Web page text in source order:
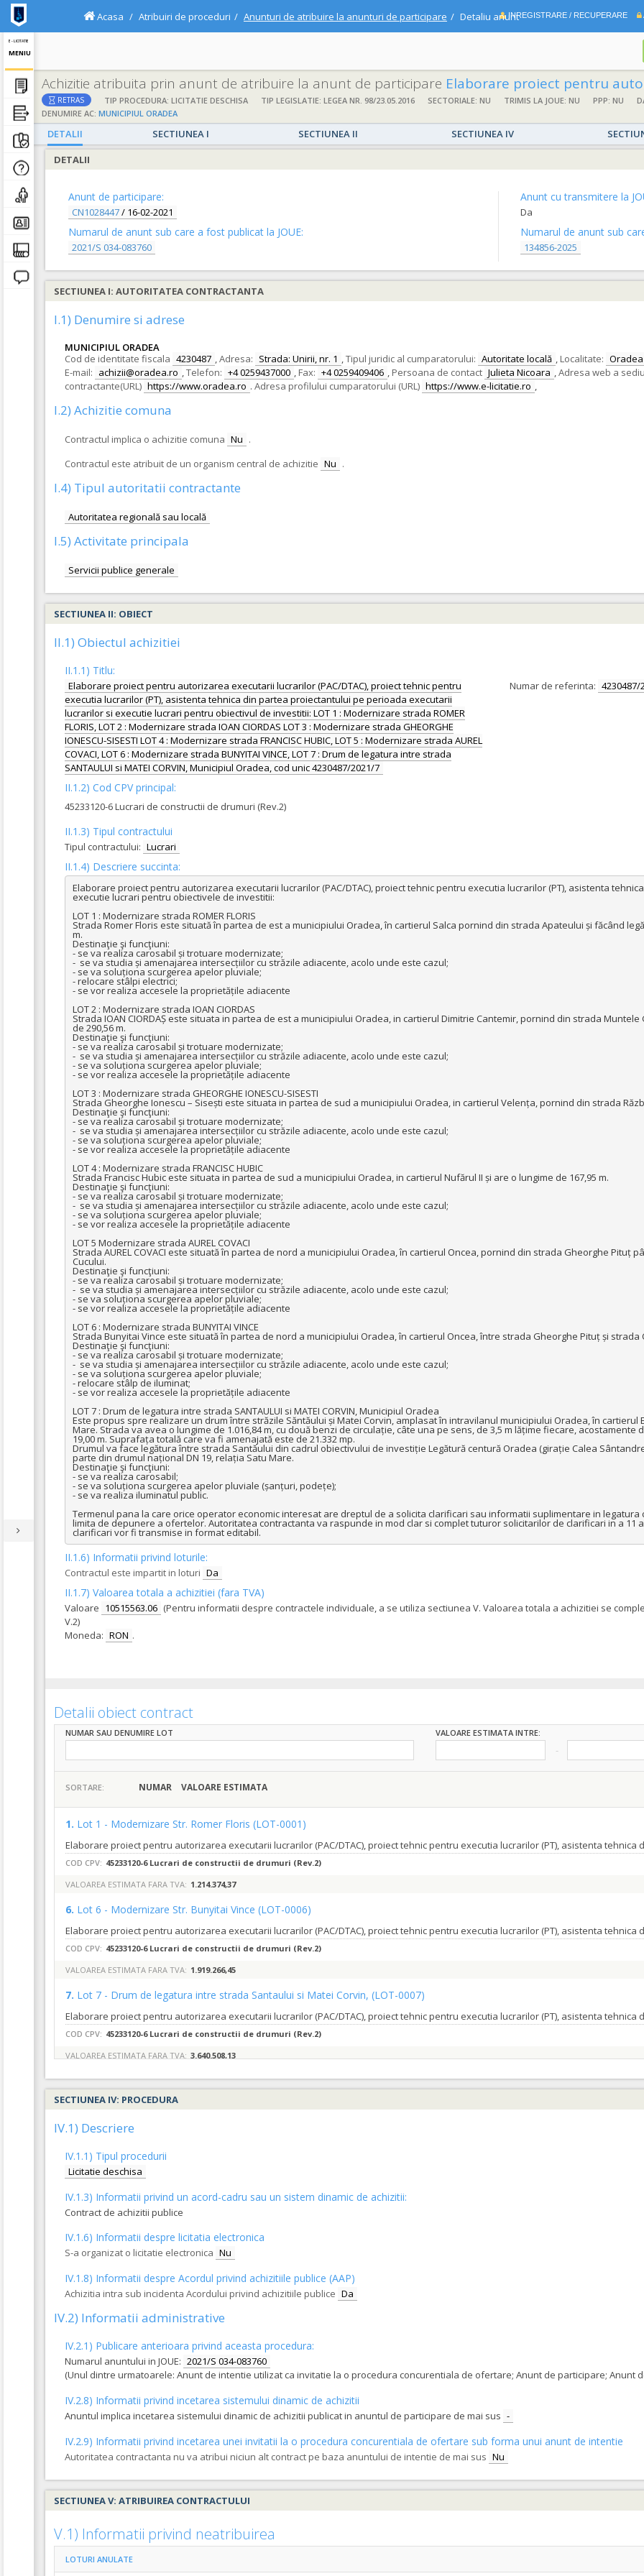
E - LICITATIE
MENIU
INREGISTRARE / RECUPERARE
Acasa Atribuiri de proceduri Anunturi de atribuire la anunturi de participare Detaliu anunt
Achizitie atribuita prin anunt de atribuire la anunt de participare Elaborare proiect pentru autorizarea executarii lucrarilor (PAC/DTAC), proiect tehnic pentru executia lucrarilor (PT), asistenta tehnica din partea proiectantului pe perioada executarii lucrarilor si executie lucrari pentru obiectivul de investitii: LOT 1 :
RETRAS TIP PROCEDURA: LICITATIE DESCHISA TIP LEGISLATIE: LEGEA NR. 98/23.05.2016 SECTORIALE: NU TRIMIS LA JOUE: NU PPP: NU
DENUMIRE AC: MUNICIPIUL ORADEA
DETALII SECTIUNEA I SECTIUNEA II SECTIUNEA IV
DETALII
Anunt de participare:
CN1028447/ 16-02-2021
Numarul de anunt sub care a fost publicat la JOUE:
2021/S 034-083760
Anunt cu transmitere la
Da
Numarul de anunt sub
134856-2025
SECTIUNEA I: AUTORITATEA CONTRACTANTA
I.1) Denumire si adrese
MUNICIPIUL ORADEA
Cod de identitate fiscala 4230487 ,Adresa: Strada: Unirii, nr. 1 ,Tipul juridic al cumparatorului: Autoritate locală , Localitate: Oradea
E-mail: achizii@oradea.ro ,Telefon: +4 0259437000 , Fax: +4 0259409406 , Persoana de contact Julieta Nicoara ,Adresa web a
contractante(URL) https://www.oradea.ro . Adresa profilului cumparatorului (URL) https://www.e-licitatie.ro ,
I.2) Achizitie comuna
Contractul implica o achizitie comuna Nu .
Contractul este atribuit de un organism central de achizitie Nu .
I.4) Tipul autoritatii contractante
Autoritatea regională sau locală
I.5) Activitate principala
Servicii publice generale
SECTIUNEA II: OBIECT
II.1) Obiectul achizitiei
II.1.1) Titlu:
Elaborare proiect pentru autorizarea executarii lucrarilor (PAC/DTAC), proiect tehnic pentru
executia lucrarilor (PT), asistenta tehnica din partea proiectantului pe perioada executarii
lucrarilor si executie lucrari pentru obiectivul de investitii: LOT 1 : Modernizare strada ROMER
FLORIS, LOT 2 : Modernizare strada IOAN CIORDAS LOT 3 : Modernizare strada GHEORGHE
IONESCU-SISESTI LOT 4 : Modernizare strada FRANCISC HUBIC, LOT 5 : Modernizare strada AUREL
COVACI, LOT 6 : Modernizare strada BUNYITAI VINCE, LOT 7 : Drum de legatura intre strada
SANTAULUI si MATEI CORVIN, Municipiul Oradea, cod unic 4230487/2021/7
Numar de referinta: 4230487/
II.1.2) Cod CPV principal:
45233120-6 Lucrari de constructii de drumuri (Rev.2)
II.1.3) Tipul contractului
Tipul contractului: Lucrari
II.1.4) Descriere succinta:
Elaborare proiect pentru autorizarea executarii lucrarilor (PAC/DTAC), proiect tehnic pentru executia lucrarilor (PT), asistenta
executie lucrari pentru obiectivele de investitii:
LOT 1 : Modernizare strada ROMER FLORIS
Strada Romer Floris este situată în partea de est a municipiului Oradea, în cartierul Salca pornind din strada Apateului și făcând
m.
Destinaţie şi funcţiuni:
- se va realiza carosabil și trotuare modernizate;
-  se va studia și amenajarea intersecțiilor cu străzile adiacente, acolo unde este cazul;
- se va soluționa scurgerea apelor pluviale;
- relocare stâlpi electrici;
- se vor realiza accesele la proprietățile adiacente
LOT 2 : Modernizare strada IOAN CIORDAS
Strada IOAN CIORDAȘ este situata in partea de est a municipiului Oradea, in cartierul Dimitrie Cantemir, pornind din strada
de 290,56 m.
Destinaţie şi funcţiuni:
- se va realiza carosabil și trotuare modernizate;
-  se va studia și amenajarea intersecțiilor cu străzile adiacente, acolo unde este cazul;
- se va soluționa scurgerea apelor pluviale;
- se vor realiza accesele la proprietățile adiacente
LOT 3 : Modernizare strada GHEORGHE IONESCU-SISESTI
Strada Gheorghe Ionescu – Sisești este situata in partea de sud a municipiului Oradea, in cartierul Velența, pornind din strada
Destinaţie şi funcţiuni:
- se va realiza carosabil și trotuare modernizate;
-  se va studia și amenajarea intersecțiilor cu străzile adiacente, acolo unde este cazul;
- se va soluționa scurgerea apelor pluviale;
- se vor realiza accesele la proprietățile adiacente
LOT 4 : Modernizare strada FRANCISC HUBIC
Strada Francisc Hubic este situata in partea de sud a municipiului Oradea, in cartierul Nufărul II și are o lungime de 167,95 m.
Destinaţie şi funcţiuni:
- se va realiza carosabil și trotuare modernizate;
-  se va studia și amenajarea intersecțiilor cu străzile adiacente, acolo unde este cazul;
- se va soluționa scurgerea apelor pluviale;
- se vor realiza accesele la proprietățile adiacente
LOT 5 Modernizare strada AUREL COVACI
Strada AUREL COVACI este situată în partea de nord a municipiului Oradea, în cartierul Oncea, pornind din strada Gheorghe Pituț
Cucului.
Destinaţie şi funcţiuni:
- se va realiza carosabil și trotuare modernizate;
-  se va studia și amenajarea intersecțiilor cu străzile adiacente, acolo unde este cazul;
- se va soluționa scurgerea apelor pluviale;
- se vor realiza accesele la proprietățile adiacente
LOT 6 : Modernizare strada BUNYITAI VINCE
Strada Bunyitai Vince este situată în partea de nord a municipiului Oradea, în cartierul Oncea, între strada Gheorghe Pituț și strada
Destinaţie şi funcţiuni:
- se va realiza carosabil și trotuare modernizate;
-  se va studia și amenajarea intersecțiilor cu străzile adiacente, acolo unde este cazul;
- se va soluționa scurgerea apelor pluviale;
- relocare stâlp de iluminat;
- se vor realiza accesele la proprietățile adiacente
LOT 7 : Drum de legatura intre strada SANTAULUI si MATEI CORVIN, Municipiul Oradea
Este propus spre realizare un drum între străzile Săntăului și Matei Corvin, amplasat în intravilanul municipiului Oradea, în
Mare. Strada va avea o lungime de 1.016,84 m, cu două benzi de circulație, câte una pe sens, de 3,5 m lățime fiecare,
19,00 m. Suprafața totală care va fi amenajată este de 21.332 mp.
Drumul va face legătura între strada Santăului din cadrul obiectivului de investiție Legătură centură Oradea (girație Calea
parte din drumul național DN 19, relația Satu Mare.
Destinaţie şi funcţiuni:
- se va realiza carosabil;
- se va soluționa scurgerea apelor pluviale (șanțuri, podețe);
- se va realiza iluminatul public.
Termenul pana la care orice operator economic interesat are dreptul de a solicita clarificari sau informatii suplimentare in
limita de depunere a ofertelor. Autoritatea contractanta va raspunde in mod clar si complet tuturor solicitarilor de clarificari in a
clarificari vor fi transmise in format editabil.
II.1.6) Informatii privind loturile:
Contractul este impartit in loturi Da
II.1.7) Valoarea totala a achizitiei (fara TVA)
Valoare 10515563.06 (Pentru informatii despre contractele individuale, a se utiliza sectiunea V. Valoarea totala a achizitiei se
V.2)
Moneda: RON .
Detalii obiect contract
NUMAR SAU DENUMIRE LOT VALOARE ESTIMATA INTRE:
SORTARE: NUMAR VALOARE ESTIMATA
1. Lot 1 - Modernizare Str. Romer Floris (LOT-0001)
COD CPV: 45233120-6 Lucrari de constructii de drumuri (Rev.2)
VALOAREA ESTIMATA FARA TVA: 1.214.374,37
6. Lot 6 - Modernizare Str. Bunyitai Vince (LOT-0006)
COD CPV: 45233120-6 Lucrari de constructii de drumuri (Rev.2)
VALOAREA ESTIMATA FARA TVA: 1.919.266,45
7. Lot 7 - Drum de legatura intre strada Santaului si Matei Corvin, (LOT-0007)
COD CPV: 45233120-6 Lucrari de constructii de drumuri (Rev.2)
VALOAREA ESTIMATA FARA TVA: 3.640.508,13
5. Lot 5 - Modernizare Str. Aurel Covaci(LOT-0005)
3. Lot 3 : Modernizare Str. Gheorghe Ionescu - Sisesti
COD CPV:
45233120-6 Lucrari de constructii de drumuri (Rev.2)
4. Lot 4 : Modernizare Str. Francisc Hubic
COD CPV: 45233120-6 Lucrari de constructii de drumuri (Rev.2)
VALOAREA ESTIMATA FARA TVA:
480.487,22
COD CPV: 45233120-6 Lucrari de constructii de drumuri (Rev.2)
VALOAREA ESTIMATA FARA TVA: 733.049,27
SECTIUNEA IV: PROCEDURA
IV.1) Descriere
IV.1.1) Tipul procedurii
Licitatie deschisa
IV.1.3) Informatii privind un acord-cadru sau un sistem dinamic de achizitii:
Contract de achizitii publice
IV.1.6) Informatii despre licitatia electronica
S-a organizat o licitatie electronica Nu
IV.1.8) Informatii despre Acordul privind achizitiile publice (AAP)
Achizitia intra sub incidenta Acordului privind achizitiile publice Da
IV.2) Informatii administrative
IV.2.1) Publicare anterioara privind aceasta procedura:
Numarul anuntului in JOUE: 2021/S 034-083760
(Unul dintre urmatoarele: Anunt de intentie utilizat ca invitatie la o procedura concurentiala de ofertare; Anunt de participare; Anunt
IV.2.8) Informatii privind incetarea sistemului dinamic de achizitii
Anuntul implica incetarea sistemului dinamic de achizitii publicat in anuntul de participare de mai sus -
IV.2.9) Informatii privind incetarea unei invitatii la o procedura concurentiala de ofertare sub forma unui anunt de intentie
Autoritatea contractanta nu va atribui niciun alt contract pe baza anuntului de intentie de mai sus Nu
SECTIUNEA V: ATRIBUIREA CONTRACTULUI
V.1) Informatii privind neatribuirea
LOTURI ANULATE